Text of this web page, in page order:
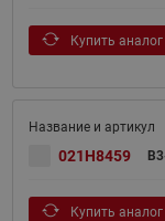
Купить аналог
021H8459
Купить аналог